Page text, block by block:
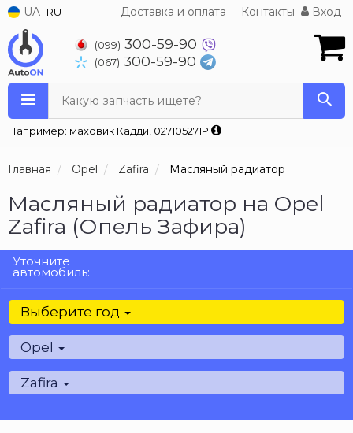
UA RU Доставка и оплата Контакты Вход
(099) 300-59-90
(067) 300-59-90
Какую запчасть ищете?
Например: маховик Кадди, 027105271P
Главная Opel Zafira Масляный радиатор
Масляный радиатор на Opel
Zafira (Опель Зафира)
Уточните
автомобиль:
Выберите год
Opel
Zafira